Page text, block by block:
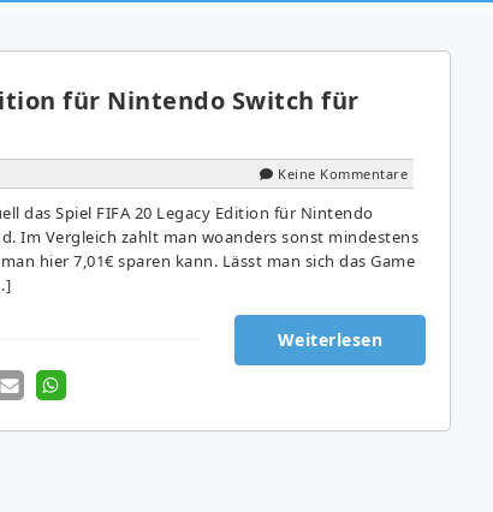
für Nintendo Switch für
Keine Kommentare
das Spiel FIFA 20 Legacy Edition für Nintendo
Im Vergleich zahlt man woanders sonst mindestens
hier 7,01€ sparen kann. Lässt man sich das Game
Weiterlesen